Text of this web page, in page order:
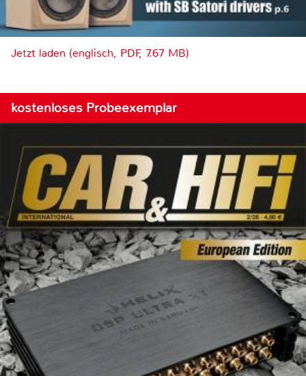
Jetzt laden (englisch, PDF, 7.67 MB)
kostenloses Probeexemplar